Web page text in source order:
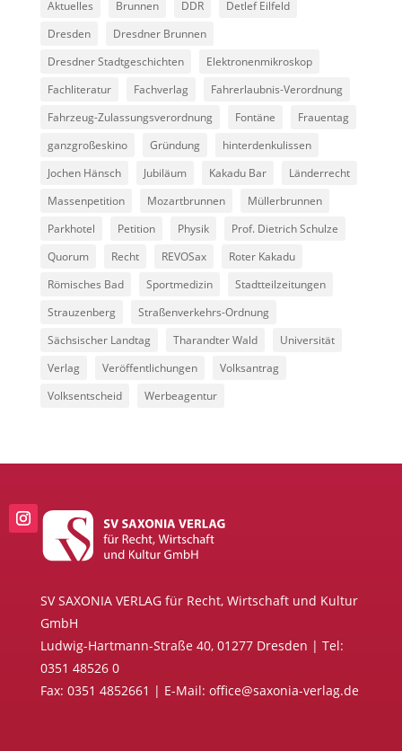
Aktuelles Brunnen DDR
Detlef Eilfeld
Dresden
Dresdner Brunnen
Dresdner Stadtgeschichten
Elektronenmikroskop
Fachliteratur
Fachverlag
Fahrerlaubnis-Verordnung
Fahrzeug-Zulassungsverordnung
Fontäne
Frauentag
ganzgroßeskino
Gründung
hinterdenkulissen
Jochen Hänsch
Jubiläum Kakadu Bar
Länderrecht
Massenpetition
Mozartbrunnen
Müllerbrunnen
Parkhotel
Petition Physik
Prof. Dietrich Schulze
Quorum
Recht REVOSax
Roter Kakadu
Römisches Bad
Sportmedizin
Stadtteilzeitungen
Strauzenberg
Straßenverkehrs-Ordnung
Sächsischer Landtag
Tharandter Wald
Universität
Verlag
Veröffentlichungen
Volksantrag
Volksentscheid
Werbeagentur
SV SAXONIA VERLAG für Recht, Wirtschaft und Kultur
GmbH
Ludwig-Hartmann-Straße 40, 01277 Dresden | Tel:
0351 48526 0
Fax: 0351 4852661 | E-Mail: office@saxonia-verlag.de